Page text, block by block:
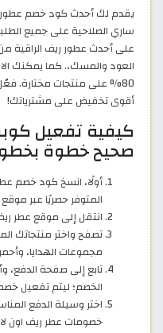
يقدم لك أحدث كود خصم عطور
على أحدث عطور ريف الراقية
العود والمسك،. كما يمكنك
80% على منتجات مختارة.
أقوى تخفيض على مشترياتك!
كيفية تفعيل
صحيح خطوة
أولًا، انسخ كود خصم
المتوفر حصريًا عبر
انتقل إلى موقع عطر
تصفح واختر منتجاتك
مجموعات الهدايا،
تابع إلى صفحة
الخصم؛ ليتم تفعيل خصم 5% فورًا على إجمالي
اختر وسيلة الدفع
خصومات عطر ريف اون